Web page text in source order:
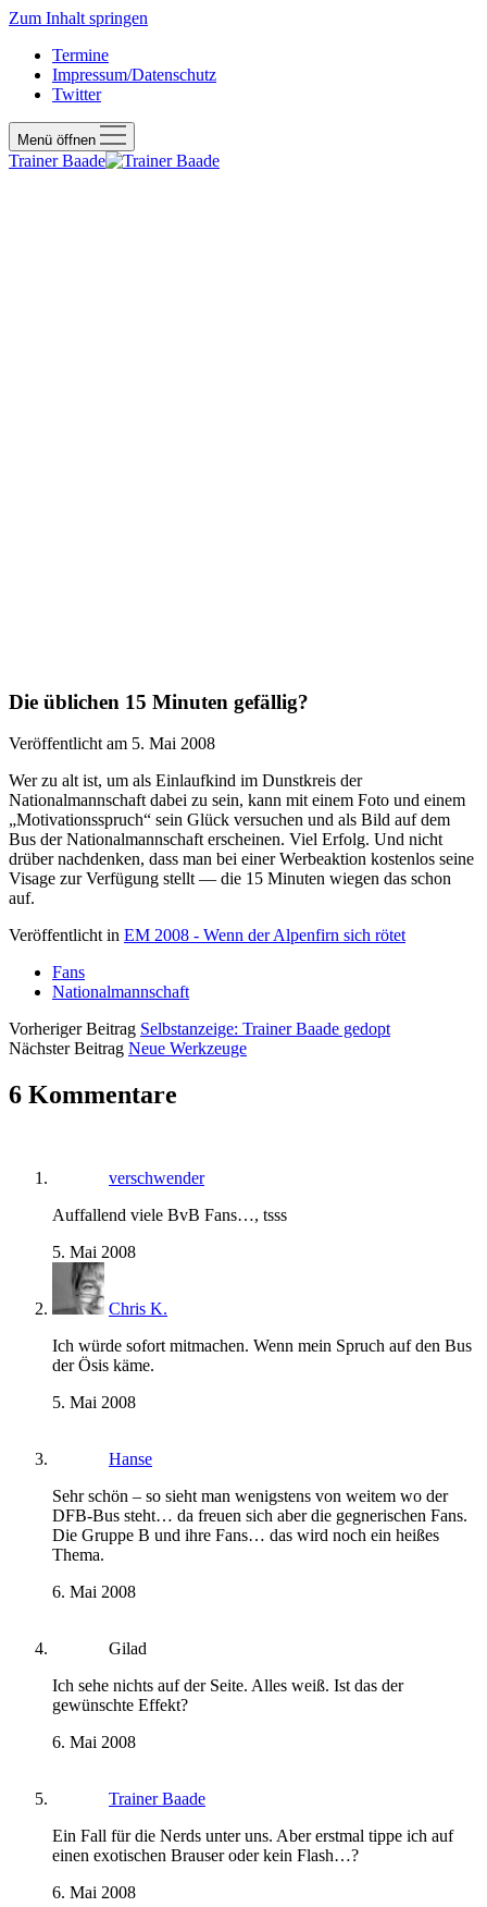
Zum Inhalt springen
Termine
Impressum/Datenschutz
Twitter
Menü öffnen
Trainer Baade
Die üblichen 15 Minuten gefällig?
Veröffentlicht am 5. Mai 2008
Wer zu alt ist, um als Einlaufkind im Dunstkreis der
Nationalmannschaft dabei zu sein, kann mit einem Foto und einem
„Motivationsspruch“ sein Glück versuchen und als Bild auf dem
Bus der Nationalmannschaft erscheinen. Viel Erfolg. Und nicht
drüber nachdenken, dass man bei einer Werbeaktion kostenlos seine
Visage zur Verfügung stellt — die 15 Minuten wiegen das schon
auf.
Veröffentlicht in EM 2008 - Wenn der Alpenfirn sich rötet
Fans
Nationalmannschaft
Vorheriger Beitrag Selbstanzeige: Trainer Baade gedopt
Nächster Beitrag Neue Werkzeuge
6 Kommentare
verschwender
Auffallend viele BvB Fans…, tsss
5. Mai 2008
Chris K.
Ich würde sofort mitmachen. Wenn mein Spruch auf den Bus
der Ösis käme.
5. Mai 2008
Hanse
Sehr schön – so sieht man wenigstens von weitem wo der
DFB-Bus steht… da freuen sich aber die gegnerischen Fans.
Die Gruppe B und ihre Fans… das wird noch ein heißes
Thema.
6. Mai 2008
Gilad
Ich sehe nichts auf der Seite. Alles weiß. Ist das der
gewünschte Effekt?
6. Mai 2008
Trainer Baade
Ein Fall für die Nerds unter uns. Aber erstmal tippe ich auf
einen exotischen Brauser oder kein Flash…?
6. Mai 2008